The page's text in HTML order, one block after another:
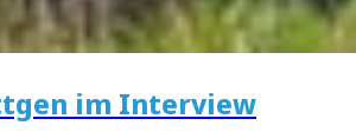
im Interview